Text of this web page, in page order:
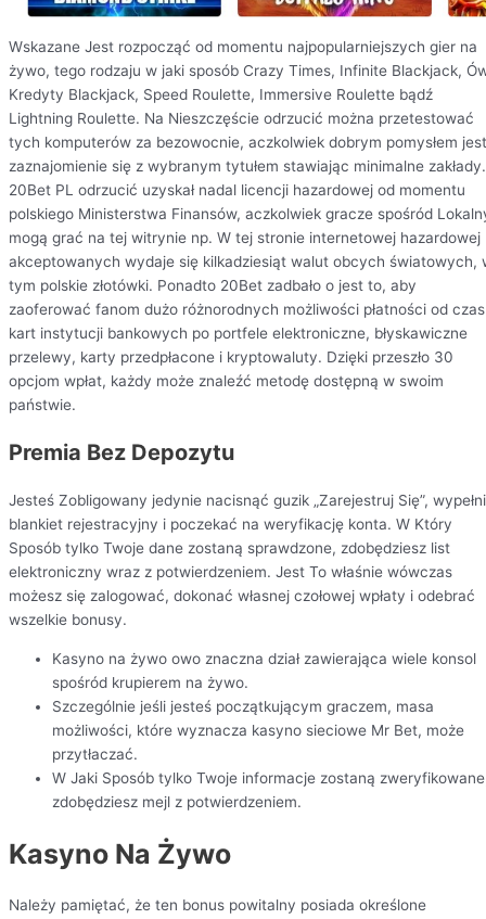
Wskazane Jest rozpocząć od momentu najpopularniejszych gier na
żywo, tego rodzaju w jaki sposób Crazy Times, Infinite Blackjack,
Kredyty Blackjack, Speed Roulette, Immersive Roulette bądź
Lightning Roulette. Na Nieszczęście odrzucić można przetestować
tych komputerów za bezowocnie, aczkolwiek dobrym pomysłem jest
zaznajomienie się z wybranym tytułem stawiając minimalne zakłady.
20Bet PL odrzucić uzyskał nadal licencji hazardowej od momentu
polskiego Ministerstwa Finansów, aczkolwiek gracze spośród
mogą grać na tej witrynie np. W tej stronie internetowej hazardowej
akceptowanych wydaje się kilkadziesiąt walut obcych światowych,
tym polskie złotówki. Ponadto 20Bet zadbało o jest to, aby
zaoferować fanom dużo różnorodnych możliwości płatności od
kart instytucji bankowych po portfele elektroniczne, błyskawiczne
przelewy, karty przedpłacone i kryptowaluty. Dzięki przeszło 30
opcjom wpłat, każdy może znaleźć metodę dostępną w swoim
państwie.
Premia Bez Depozytu
Jesteś Zobligowany jedynie nacisnąć guzik „Zarejestruj Się”,
blankiet rejestracyjny i poczekać na weryfikację konta. W Który
Sposób tylko Twoje dane zostaną sprawdzone, zdobędziesz list
elektroniczny wraz z potwierdzeniem. Jest To właśnie wówczas
możesz się zalogować, dokonać własnej czołowej wpłaty i odebrać
wszelkie bonusy.
Kasyno na żywo owo znaczna dział zawierająca wiele konsol
spośród krupierem na żywo.
Szczególnie jeśli jesteś początkującym graczem, masa
możliwości, które wyznacza kasyno sieciowe Mr Bet, może
przytłaczać.
W Jaki Sposób tylko Twoje informacje zostaną
zdobędziesz mejl z potwierdzeniem.
Kasyno Na Żywo
Należy pamiętać, że ten bonus powitalny posiada określone